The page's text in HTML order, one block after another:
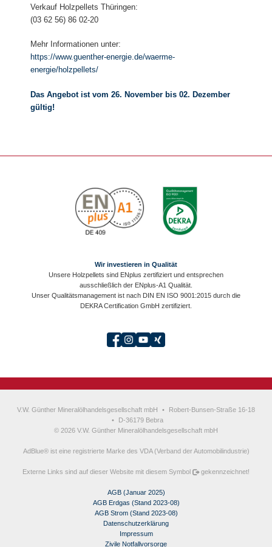
Verkauf Holzpellets Thüringen:
(03 62 56) 86 02-20
Mehr Informationen unter:
https://www.guenther-energie.de/waerme-
energie/holzpellets/
Das Angebot ist vom 26. November bis 02. Dezember
gültig!
Wir investieren in Qualität
Unsere Holzpellets sind ENplus zertifiziert und entsprechen
ausschließlich der ENplus-A1 Qualität.
Unser Qualitätsmanagement ist nach DIN EN ISO 9001:2015 durch die
DEKRA Certification GmbH zertifiziert.
V.W. Günther Mineralölhandelsgesellschaft mbH •
Robert-Bunsen-Straße 16-18
•
D-36179 Bebra
© 2026 V.W. Günther Mineralölhandelsgesellschaft mbH
AdBlue® ist eine registrierte Marke des VDA (Verband der Automobilindustrie)
Externe Links sind auf dieser Website mit diesem Symbol gekennzeichnet!
AGB (Januar 2025)
AGB Erdgas (Stand 2023-08)
AGB Strom (Stand 2023-08)
Datenschutzerklärung
Impressum
Zivile Notfallvorsorge